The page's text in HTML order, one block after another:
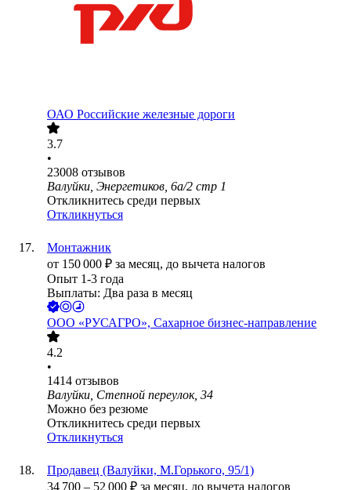
ОАО Российские железные дороги
3.7
•
23008 отзывов
Валуйки, Энергетиков, 6а/2 стр 1
Откликнитесь среди первых
Откликнуться
Монтажник
от 150 000 ₽ за месяц, до вычета налогов
Опыт 1-3 года
Выплаты: Два раза в месяц
ООО «РУСАГРО», Сахарное бизнес-направление
4.2
•
1414 отзывов
Валуйки, Степной переулок, 34
Можно без резюме
Откликнитесь среди первых
Откликнуться
Продавец (Валуйки, М.Горького, 95/1)
34 700 – 52 000 ₽ за месяц, до вычета налогов